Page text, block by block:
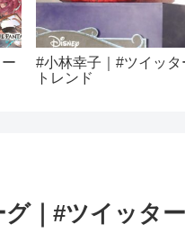
#小林幸子｜#ツイッタ
トレンド
｜#ツイッタ